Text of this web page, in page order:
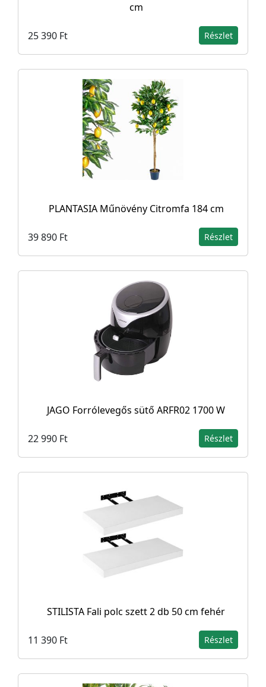
cm
25 390 Ft Részlet
PLANTASIA Műnövény Citromfa 184 cm
39 890 Ft Részlet
JAGO Forrólevegős sütő ARFR02 1700 W
22 990 Ft Részlet
STILISTA Fali polc szett 2 db 50 cm fehér
11 390 Ft Részlet